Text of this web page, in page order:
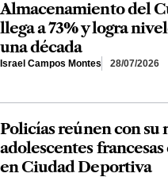
Almacenamiento del
llega a 73% y logra
una década
Israel Campos Montes 28/07/2026
Policías reúnen con su
adolescentes
en Ciudad Deportiva